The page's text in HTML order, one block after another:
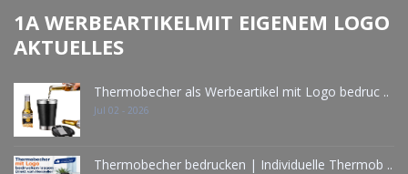
1A WERBEARTIKELMIT EIGENEM LOGO
AKTUELLES
Thermobecher als Werbeartikel mit Logo bedruc ..
Jul 02 - 2026
Thermobecher bedrucken | Individuelle Thermob ..